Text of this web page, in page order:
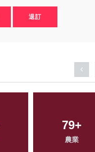
退訂
426+
社會